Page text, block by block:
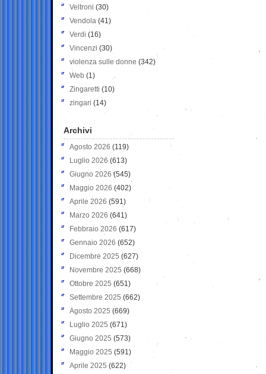
Veltroni (30)
Vendola (41)
Verdi (16)
Vincenzi (30)
violenza sulle donne (342)
Web (1)
Zingaretti (10)
zingari (14)
Archivi
Agosto 2026 (119)
Luglio 2026 (613)
Giugno 2026 (545)
Maggio 2026 (402)
Aprile 2026 (591)
Marzo 2026 (641)
Febbraio 2026 (617)
Gennaio 2026 (652)
Dicembre 2025 (627)
Novembre 2025 (668)
Ottobre 2025 (651)
Settembre 2025 (662)
Agosto 2025 (669)
Luglio 2025 (671)
Giugno 2025 (573)
Maggio 2025 (591)
Aprile 2025 (622)